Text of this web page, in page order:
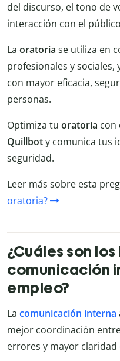
del discurso, el tono de
interacción con el
La oratoria se utiliza en
profesionales y
con mayor eficacia,
personas.
Optimiza tu oratoria con
Quillboty comunica tus
seguridad.
Leer más sobre esta
oratoria?
¿Cuáles son
comunicación
empleo?
La comunicación interna
mejor coordinación
errores y mayor claridad